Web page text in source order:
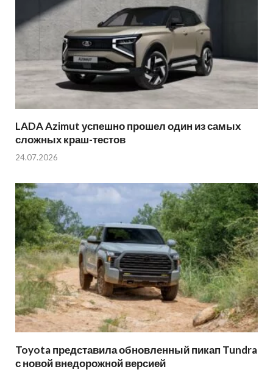
LADA Azimut успешно прошел один из самых
сложных краш-тестов
24.07.2026
Toyota представила обновленный пикап Tundra
с новой внедорожной версией